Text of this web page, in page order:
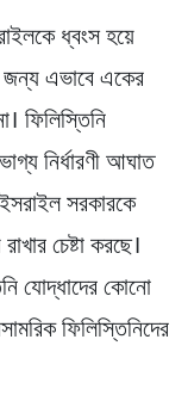
ধ্বংস হয়ে
জন্য এভাবে একের
ফিলিস্তিনি
নির্ধারণী আঘাত
সরকারকে
চেষ্টা করছে।
যোদ্ধাদের কোনো
ফিলিস্তিনিদের